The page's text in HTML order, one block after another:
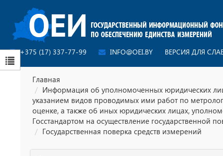
+375 (17) 337-77-99 INFO@OEI.BY ВЕРСИЯ ДЛЯ
Главная
Информация об уполномоченных юридических
указанием видов проводимых ими работ по
оценке, а также об иных юридических лицах,
Госстандартом на осуществление государственной
Государственная поверка средств измерений